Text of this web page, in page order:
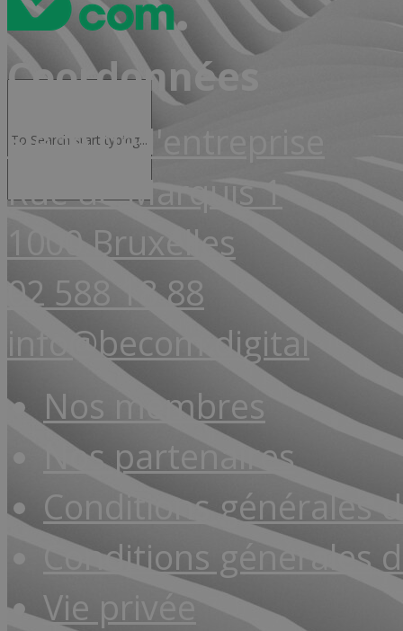
Coordonnées
Siège de l'entreprise
Rue de Marquis 1
1000 Bruxelles
02 588 18 88
info@becom.digital
Nos membres
Nos partenaires
Conditions générales
Conditions générales
Vie privée